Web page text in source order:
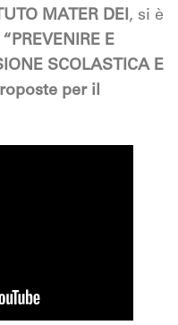
MATER DEI, si è
E
SCOLASTICA E
per il